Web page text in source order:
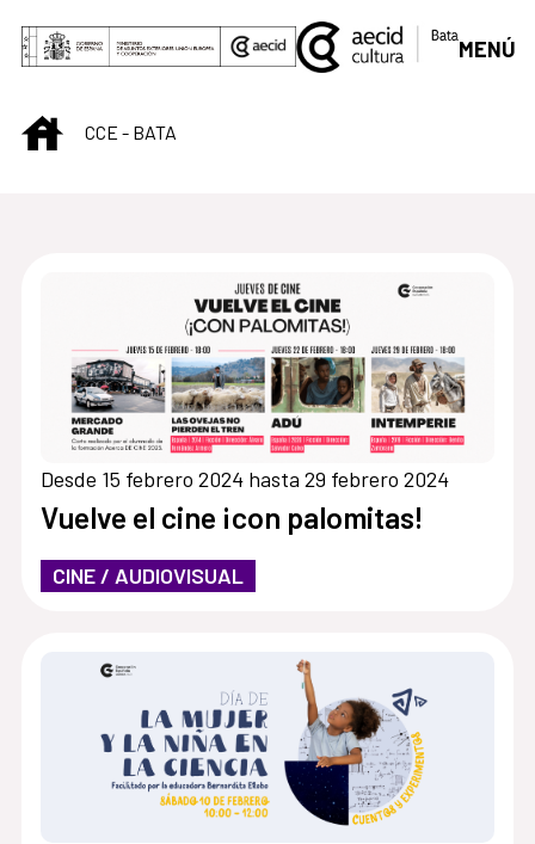
Saltar al contenido principal
MENÚ
INICIOCCE - BATA
Desde 15 febrero 2024 hasta 29 febrero 2024
Vuelve el cine ¡con palomitas!
CINE / AUDIOVISUAL